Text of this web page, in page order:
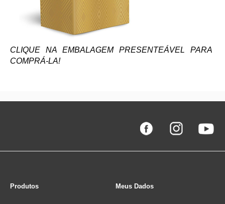
CLIQUE NA EMBALAGEM PRESENTEÁVEL PARA
COMPRÁ-LA!
Produtos Meus Dados